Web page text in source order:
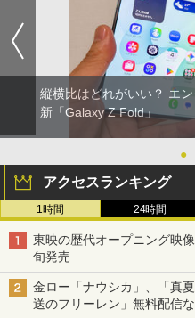
縦横比はどれがいい？ エ
新「Galaxy Z Fold」
●
アクセスランキング
1時間 24時間
東映の歴代オープニング映
旬発売
金ロー「ナウシカ」、「真
送のフリーレン」無料配信